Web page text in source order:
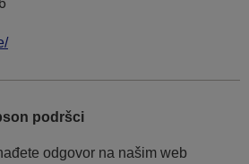
podršci
odgovor na našim web